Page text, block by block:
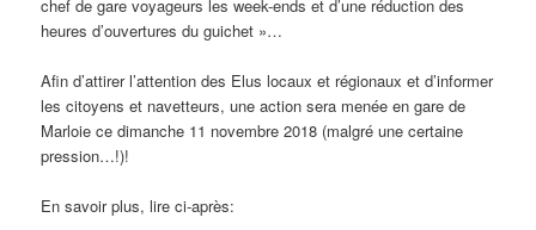
chef de gare voyageurs les week-ends et d’une réduction des
heures d’ouvertures du guichet »…
Afin d’attirer l’attention des Elus locaux et régionaux et d’informer
les citoyens et navetteurs, une action sera menée en gare de
Marloie ce dimanche 11 novembre 2018 (malgré une certaine
pression…!)!
En savoir plus, lire ci-après: